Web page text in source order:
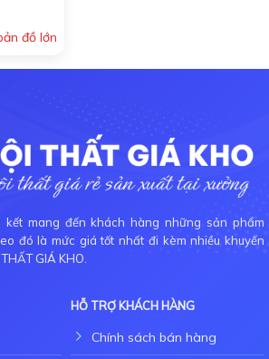
đồ lớn
kết mang đến khách hàng những sản phẩm
đó là mức giá tốt nhất đi kèm nhiều khuyến
GIÁ KHO.
HỖ TRỢ KHÁCH HÀNG
Chính sách bán hàng